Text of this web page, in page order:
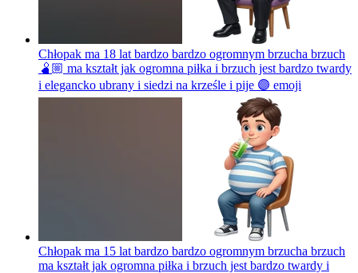
Chłopak ma 18 lat bardzo bardzo ogromnym brzucha brzuch
🫄🏼 ma kształt jak ogromna piłka i brzuch jest bardzo twardy
i elegancko ubrany i siedzi na krześle i pije 🟣 emoji
Chłopak ma 15 lat bardzo bardzo ogromnym brzucha brzuch
ma kształt jak ogromna piłka i brzuch jest bardzo twardy i